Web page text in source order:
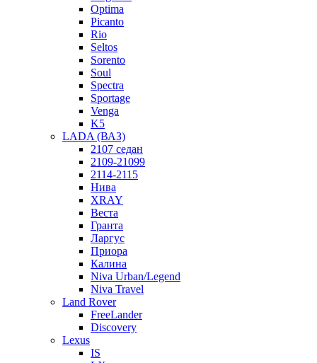
Optima
Picanto
Rio
Seltos
Sorento
Soul
Spectra
Sportage
Venga
K5
LADA (ВАЗ)
2107 седан
2109-21099
2114-2115
Нива
XRAY
Веста
Гранта
Ларгус
Приора
Калина
Niva Urban/Legend
Niva Travel
Land Rover
FreeLander
Discovery
Lexus
IS